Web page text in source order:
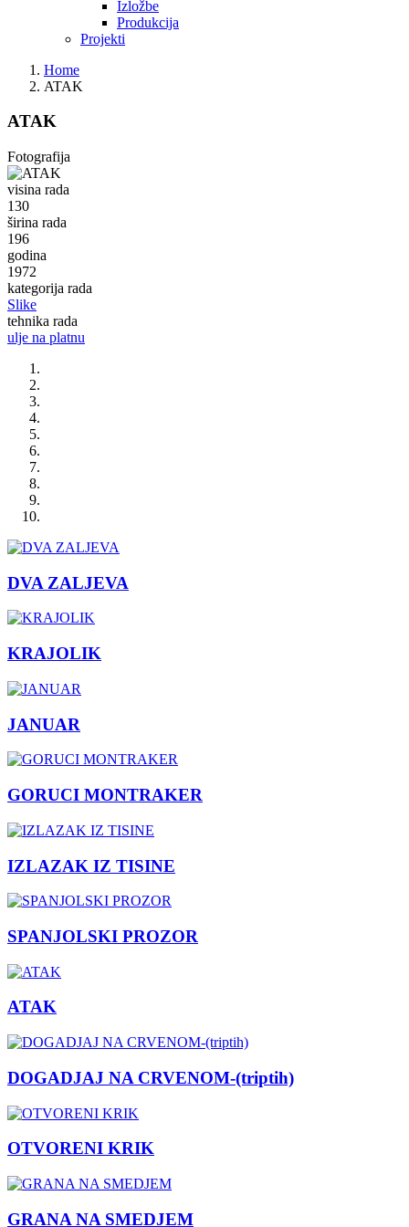
Izložbe
Produkcija
Projekti
Home
ATAK
ATAK
Fotografija
visina rada
130
širina rada
196
godina
1972
kategorija rada
Slike
tehnika rada
ulje na platnu
DVA ZALJEVA
KRAJOLIK
JANUAR
GORUCI MONTRAKER
IZLAZAK IZ TISINE
SPANJOLSKI PROZOR
ATAK
DOGADJAJ NA CRVENOM-(triptih)
OTVORENI KRIK
GRANA NA SMEDJEM